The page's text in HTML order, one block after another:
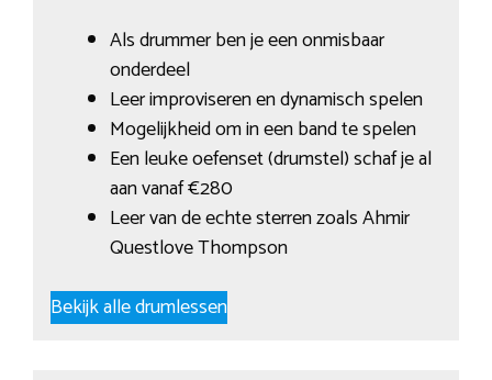
Als drummer ben je een onmisbaar
onderdeel
Leer improviseren en dynamisch spelen
Mogelijkheid om in een band te spelen
Een leuke oefenset (drumstel) schaf je al
aan vanaf €280
Leer van de echte sterren zoals Ahmir
Questlove Thompson
Bekijk alle drumlessen